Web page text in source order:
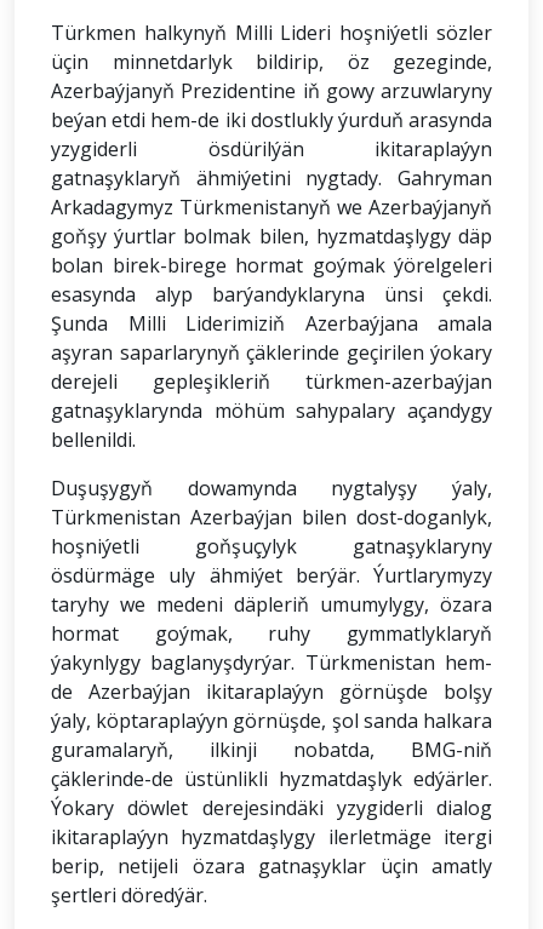
Türkmen halkynyň Milli Lideri hoşniýetli sözler
üçin minnetdarlyk bildirip, öz gezeginde,
Azerbaýjanyň Prezidentine iň gowy arzuwlaryny
beýan etdi hem-de iki dostlukly ýurduň arasynda
yzygiderli ösdürilýän ikitaraplaýyn
gatnaşyklaryň ähmiýetini nygtady. Gahryman
Arkadagymyz Türkmenistanyň we Azerbaýjanyň
goňşy ýurtlar bolmak bilen, hyzmatdaşlygy däp
bolan birek-birege hormat goýmak ýörelgeleri
esasynda alyp barýandyklaryna ünsi çekdi.
Şunda Milli Liderimiziň Azerbaýjana amala
aşyran saparlarynyň çäklerinde geçirilen ýokary
derejeli gepleşikleriň türkmen-azerbaýjan
gatnaşyklarynda möhüm sahypalary açandygy
bellenildi.
Duşuşygyň dowamynda nygtalyşy ýaly,
Türkmenistan Azerbaýjan bilen dost-doganlyk,
hoşniýetli goňşuçylyk gatnaşyklaryny
ösdürmäge uly ähmiýet berýär. Ýurtlarymyzy
taryhy we medeni däpleriň umumylygy, özara
hormat goýmak, ruhy gymmatlyklaryň
ýakynlygy baglanyşdyrýar. Türkmenistan hem-
de Azerbaýjan ikitaraplaýyn görnüşde bolşy
ýaly, köptaraplaýyn görnüşde, şol sanda halkara
guramalaryň, ilkinji nobatda, BMG-niň
çäklerinde-de üstünlikli hyzmatdaşlyk edýärler.
Ýokary döwlet derejesindäki yzygiderli dialog
ikitaraplaýyn hyzmatdaşlygy ilerletmäge itergi
berip, netijeli özara gatnaşyklar üçin amatly
şertleri döredýär.